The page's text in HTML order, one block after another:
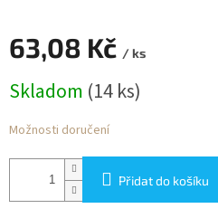
63,08 Kč / ks
cena:
Skladom (14 ks)
Možnosti doručení
Přidat do košíku